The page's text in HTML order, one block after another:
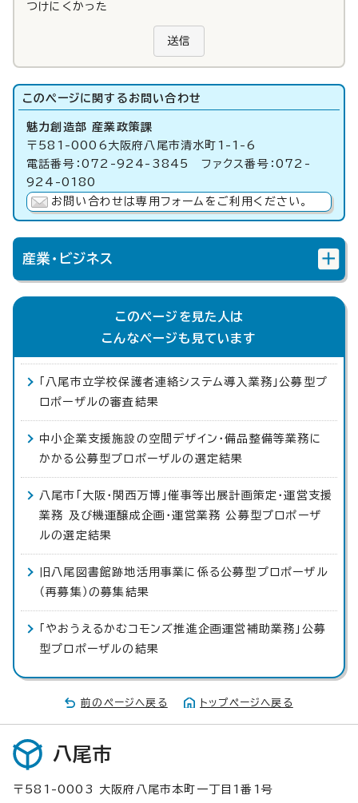
つけにくかった
送信
このページに関する お問い合わせ
魅力創造部 産業政策課
〒581-0006大阪府八尾市清水町1-1-6
電話番号：072-924-3845 ファクス番号：072-
924-0180
お問い合わせは専用フォームをご利用ください。
産業・ビジネス
このページを見た人は
こんなページも見ています
「八尾市立学校保護者連絡システム導入業務」公募型プ
ロポーザルの審査結果
中小企業支援施設の空間デザイン・備品整備等業務に
かかる公募型プロポーザルの選定結果
八尾市「大阪・関西万博」催事等出展計画策定・運営支援
業務 及び機運醸成企画・運営業務 公募型プロポーザ
ルの選定結果
旧八尾図書館跡地活用事業に係る公募型プロポーザル
（再募集）の募集結果
「やおうえるかむコモンズ推進企画運営補助業務」公募
型プロポーザルの結果
前のページへ戻る トップページへ戻る
八尾市
〒581-0003 大阪府八尾市本町一丁目1番1号